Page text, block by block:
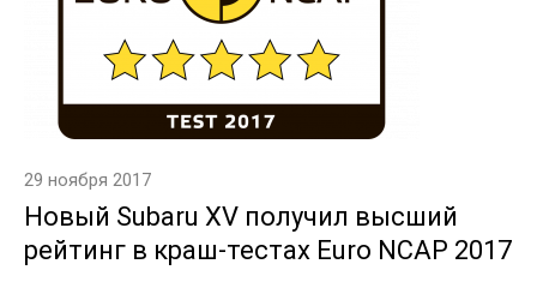
29 ноября 2017
Новый Subaru XV получил высший
рейтинг в краш-тестах Euro NCAP 2017